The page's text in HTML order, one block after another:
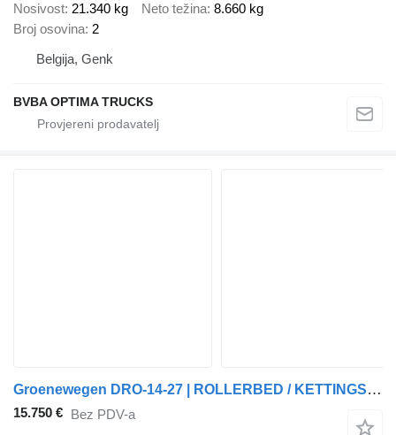
Nosivost 21.340 kg Neto težina 8.660 kg
Broj osovina 2
Belgija, Genk
BVBA OPTIMA TRUCKS
Groenewegen DRO-14-27 | ROLLERBED / KETTINGSYSTEEM * 24v SELF SUPPORT * NL T
15.750 € Bez PDV-a